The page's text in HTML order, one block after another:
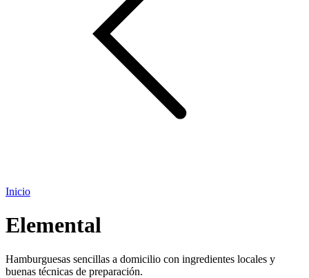
Inicio
Elemental
Hamburguesas sencillas a domicilio con ingredientes locales y
buenas técnicas de preparación.